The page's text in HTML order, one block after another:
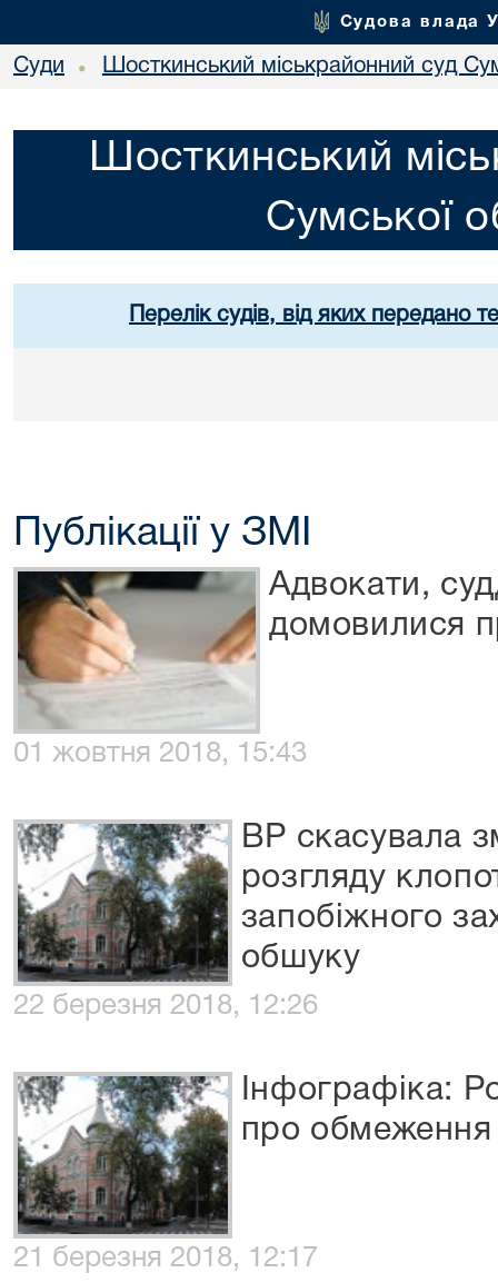
Судова влада
Суди • Шосткинський міськрайонний суд
Шосткинський
Сумської
Перелік судів, від яких передано
Публікації у ЗМІ
Адвокати,
домовилися
01 жовтня 2018, 15:43
ВР скасувала
розгляду
запобіжного
обшуку
22 березня 2018, 12:26
Інфографіка:
про обмеження
21 березня 2018, 12:17